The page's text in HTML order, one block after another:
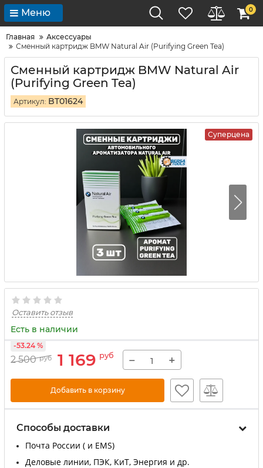
Меню 0
Главная
Аксессуары
Сменный картридж BMW Natural Air (Purifying Green Tea)
Сменный картридж BMW Natural Air
(Purifying Green Tea)
Артикул: BT01624
Суперцена
Оставить отзыв
Есть в наличии
2 500 руб 1 169 руб
-53.24 %
− +
Добавить в корзину
Способы доставки
Почта России ( и EMS)
Деловые линии, ПЭК, КиТ, Энергия и др.